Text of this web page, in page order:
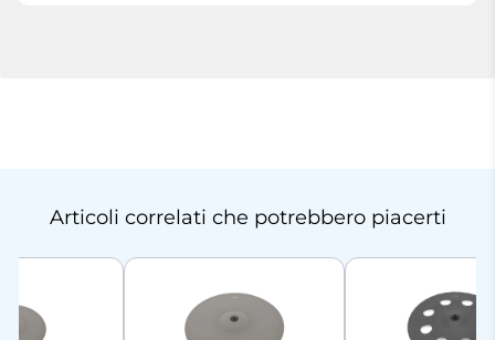
Articoli correlati che potrebbero piacerti